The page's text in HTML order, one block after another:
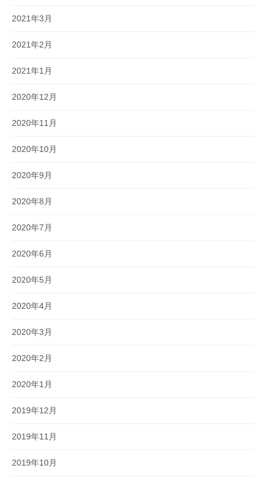
2021年3月
2021年2月
2021年1月
2020年12月
2020年11月
2020年10月
2020年9月
2020年8月
2020年7月
2020年6月
2020年5月
2020年4月
2020年3月
2020年2月
2020年1月
2019年12月
2019年11月
2019年10月